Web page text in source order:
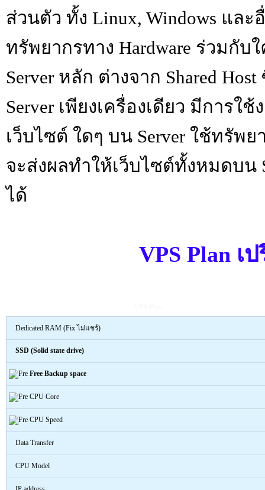
ส่วนตัว ทั้ง Linux, Windows แล
ทรัพยากรทาง Hardware ร่วมกั
Server หลัก ต่างจาก Shared
Server เพียงเครื่องเดียว มีการ
เว็บไซต์ ใดๆ บน Server ใช้ทรัพ
จะส่งผลทำให้เว็บไซต์ทั้งหมดบน
ได้
VPS Plan เ
Dedicated RAM (Fix ไม่แชร์)
SSD (Solid state drive)
Free Backup space
CPU Core
CPU Speed
Data Transfer
CPU Model